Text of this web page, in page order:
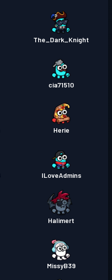
The_Dark_Knight
cia71510
Herie
ILoveAdmins
Halimert
MissyB39